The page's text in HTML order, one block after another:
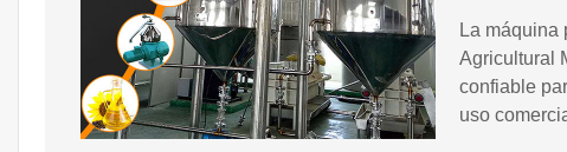
La máquina
Agricultural
confiable
uso